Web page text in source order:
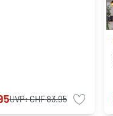
UVP:CHF 83.95